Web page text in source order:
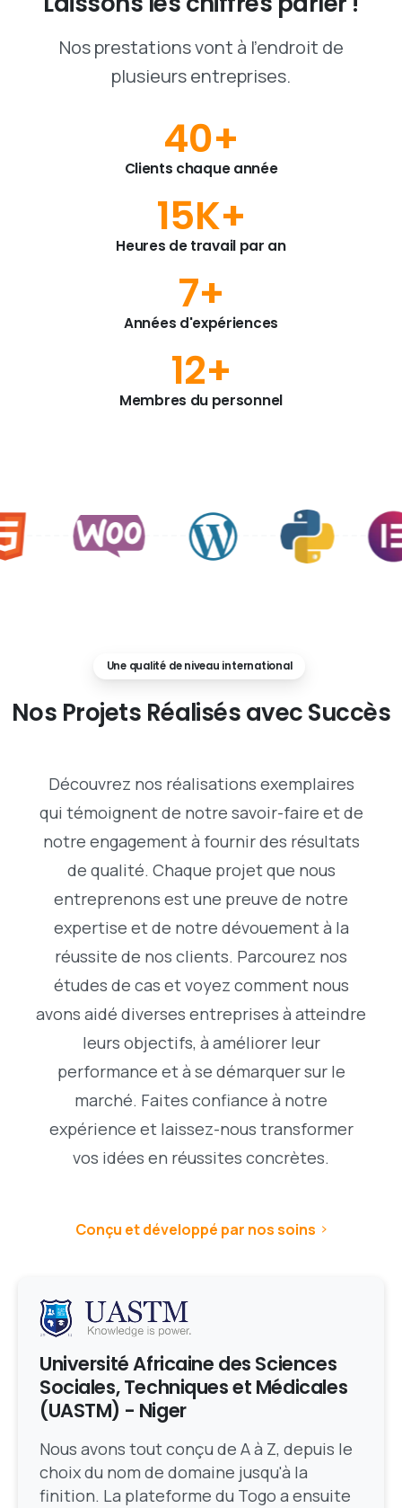
Nos prestations vont à l'endroit de
plusieurs entreprises.
40+
Clients chaque année
15K+
Heures de travail par an
7+
Années d'expériences
12+
Membres du personnel
Une qualité de niveau international
Nos Projets RéalisésavecSuccès
Découvrez nos réalisations exemplaires
qui témoignent de notre savoir-faire et de
notre engagement à fournir des résultats
de qualité. Chaque projet que nous
entreprenons est une preuve de notre
expertise et de notre dévouement à la
réussite de nos clients. Parcourez nos
études de cas et voyez comment nous
avons aidé diverses entreprises à atteindre
leurs objectifs, à améliorer leur
performance et à se démarquer sur le
marché. Faites confiance à notre
expérience et laissez-nous transformer
vos idées en réussites concrètes.
Conçu et développé par nos soins
Université Africaine des Sciences
Sociales, Techniques et Médicales
(UASTM) - Niger
Nous avons tout conçu de A à Z, depuis le
choix du nom de domaine jusqu'à la
finition. La plateforme du Togo a ensuite